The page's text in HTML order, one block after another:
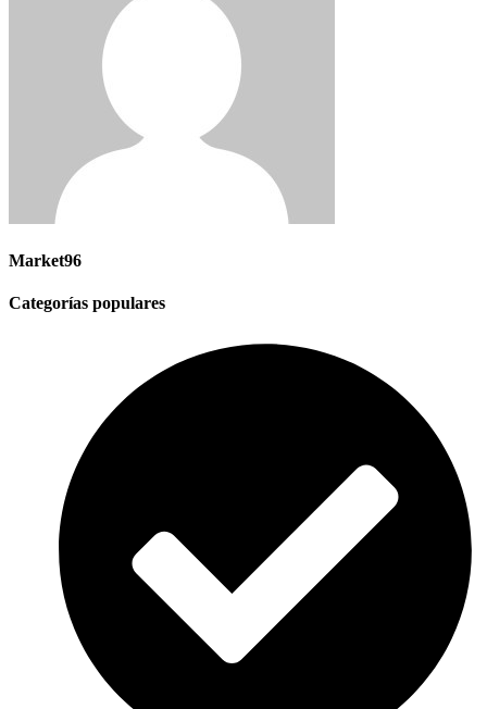
Market96
Categorías populares